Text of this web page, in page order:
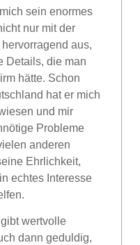
sein enormes
nur mit der
aus,
Details, die man
hätte. Schon
hat er mich
und mir
Probleme
anderen
Ehrlichkeit,
echtes Interesse
wertvolle
dann geduldig,